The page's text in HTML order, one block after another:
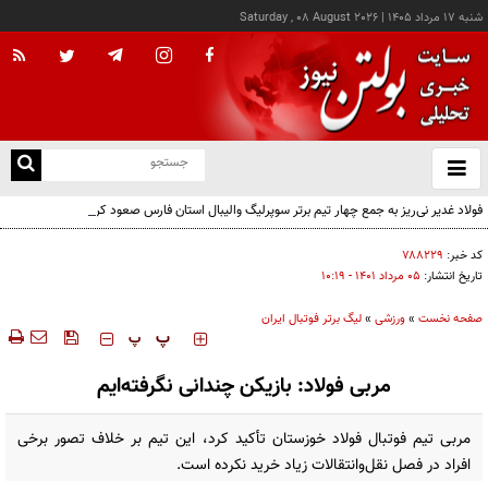
شنبه ۱۷ مرداد ۱۴۰۵ |
Saturday , 08 August 2026
باز
و
فولاد غدیر نی‌ریز به جمع چهار تیم برتر سوپرلیگ والیبال استان فارس صعود کرد
کد خبر: ۷۸۸۲۲۹
تاریخ انتشار: ۰۵ مرداد ۱۴۰۱ - ۱۰:۱۹
صفحه نخست »ورزشی »لیگ برتر فوتبال ایران
‍‍‍ پ پ
مربی فولاد: بازیکن چندانی نگرفته‌ایم
مربی تیم فوتبال فولاد خوزستان تأکید کرد، این تیم بر خلاف تصور برخی
افراد در فصل نقل‌وانتقالات زیاد خرید نکرده است.